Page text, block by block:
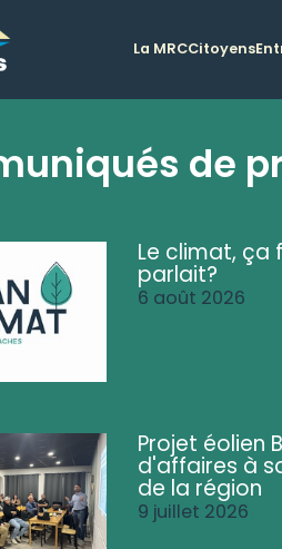
La MRCCitoyens
de
Le climat, ça
parlait?
6 août 2026
Projet éolien
d'affaires à
de la région
9 juillet 2026